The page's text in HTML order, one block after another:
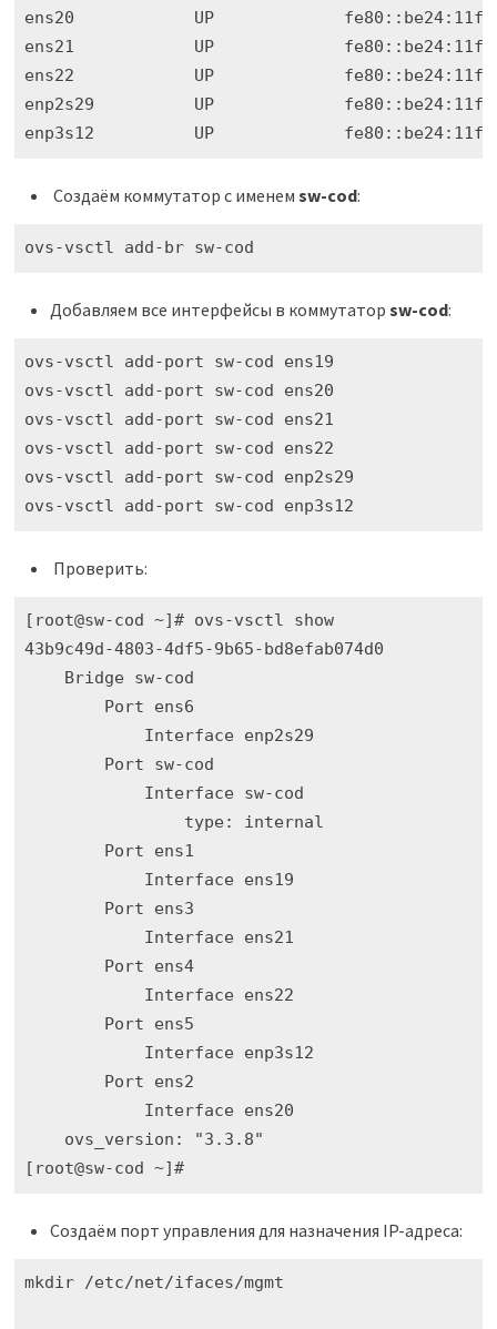
ens20            UP
ens21            UP
ens22            UP
enp2s29          UP
enp3s12          UP
Создаём коммутатор с именем sw-cod:
ovs-vsctl add-br sw-cod
Добавляем все интерфейсы в коммутатор sw-cod:
ovs-vsctl add-port sw-cod ens19
ovs-vsctl add-port sw-cod ens20
ovs-vsctl add-port sw-cod ens21
ovs-vsctl add-port sw-cod ens22
ovs-vsctl add-port sw-cod enp2s29
ovs-vsctl add-port sw-cod enp3s12
Проверить:
[root@sw-cod ~]# ovs-vsctl show
43b9c49d-4803-4df5-9b65-bd8efab074d0
    Bridge sw-cod
        Port ens6
            Interface enp2s29
        Port sw-cod
            Interface sw-cod
                type: internal
        Port ens1
            Interface ens19
        Port ens3
            Interface ens21
        Port ens4
            Interface ens22
        Port ens5
            Interface enp3s12
        Port ens2
            Interface ens20
    ovs_version: "3.3.8"
[root@sw-cod ~]#
Создаём порт управления для назначения IP-адреса:
mkdir /etc/net/ifaces/mgmt